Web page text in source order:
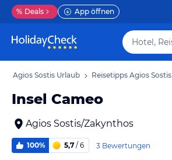
% Deals App öffnen
Agios Sostis Urlaub Reisetipps Agios Sostis
Insel Cameo
Agios Sostis/Zakynthos
100% 5,7 / 6 3 Bewertungen